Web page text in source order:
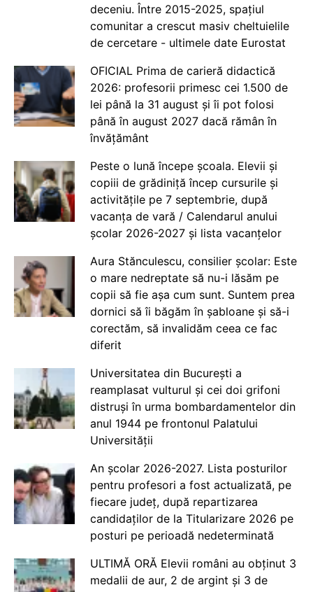
deceniu. Între 2015-2025, spațiul
comunitar a crescut masiv cheltuielile
de cercetare - ultimele date Eurostat
OFICIAL Prima de carieră didactică
2026: profesorii primesc cei 1.500 de
lei până la 31 august și îi pot folosi
până în august 2027 dacă rămân în
învățământ
Peste o lună începe școala. Elevii și
copiii de grădiniță încep cursurile și
activitățile pe 7 septembrie, după
vacanța de vară / Calendarul anului
școlar 2026-2027 și lista vacanțelor
Aura Stănculescu, consilier școlar: Este
o mare nedreptate să nu-i lăsăm pe
copii să fie așa cum sunt. Suntem prea
dornici să îi băgăm în șabloane și să-i
corectăm, să invalidăm ceea ce fac
diferit
Universitatea din București a
reamplasat vulturul și cei doi grifoni
distruși în urma bombardamentelor din
anul 1944 pe frontonul Palatului
Universității
An școlar 2026-2027. Lista posturilor
pentru profesori a fost actualizată, pe
fiecare județ, după repartizarea
candidaților de la Titularizare 2026 pe
posturi pe perioadă nedeterminată
ULTIMĂ ORĂ Elevii români au obținut 3
medalii de aur, 2 de argint și 3 de